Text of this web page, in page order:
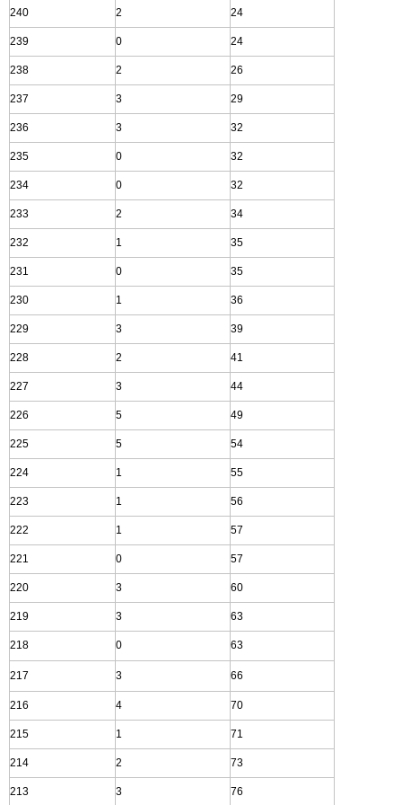
240 2 24
239 0 24
238 2 26
237 3 29
236 3 32
235 0 32
234 0 32
233 2 34
232 1 35
231 0 35
230 1 36
229 3 39
228 2 41
227 3 44
226 5 49
225 5 54
224 1 55
223 1 56
222 1 57
221 0 57
220 3 60
219 3 63
218 0 63
217 3 66
216 4 70
215 1 71
214 2 73
213 3 76